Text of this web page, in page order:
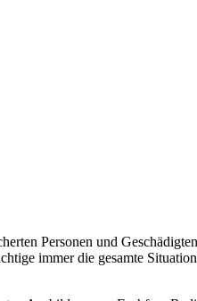
Personen und
immer die gesamte